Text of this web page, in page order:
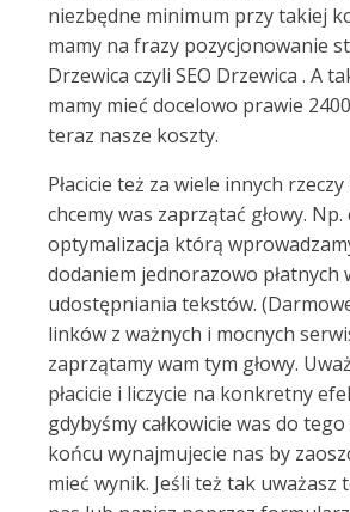
niezbędne minimum przy takiej
mamy na frazy pozycjonowanie
Drzewica czyli SEO Drzewica . A
mamy mieć docelowo prawie
teraz nasze koszty.
Płacicie też za wiele innych
chcemy was zaprzątać głowy. Np.
optymalizacja którą
dodaniem jednorazowo płatnych
udostępniania tekstów.
linków z ważnych i mocnych
zaprzątamy wam tym głowy.
płacicie i liczycie na konkretny
gdybyśmy całkowicie was do
końcu wynajmujecie nas by
mieć wynik. Jeśli też tak uważasz